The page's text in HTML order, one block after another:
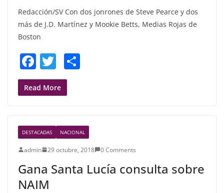
Redacción/SV Con dos jonrones de Steve Pearce y dos
más de J.D. Martínez y Mookie Betts, Medias Rojas de
Boston
F
a
c
b
o
o
k
T
w
itt
Read More
DESTACADAS NACIONAL
admin 29 octubre, 2018 0 Comments
Gana Santa Lucía consulta sobre
NAIM